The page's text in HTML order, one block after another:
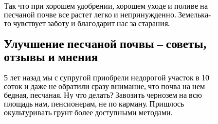
Так что при хорошем удобрении, хорошем уходе и поливе на
песчаной почве все растет легко и непринужденно. Земелька-
то чувствует заботу и благодарит нас за старания.
Улучшение песчаной почвы – советы,
отзывы и мнения
5 лет назад мы с супругой приобрели недорогой участок в 10
соток и даже не обратили сразу внимание, что почва на нем
бедная, песчаная. Ну что делать? Завозить чернозем на всю
площадь нам, пенсионерам, не по карману. Пришлось
окультуривать грунт более доступными методами.